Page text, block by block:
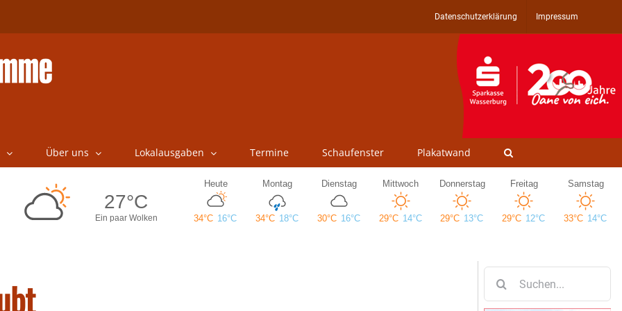
Datenschutzerklärung Impressum
Über uns Lokalausgaben Termine Schaufenster Plakatwand
nach: